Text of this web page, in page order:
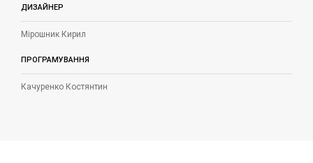
ДИЗАЙНЕР
Мірошник Кирил
ПРОГРАМУВАННЯ
Качуренко Костянтин